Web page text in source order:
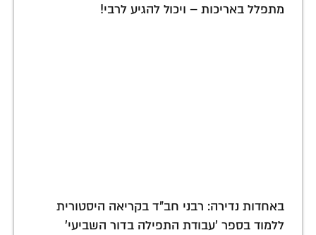
מתפלל באריכות – ויכול להגיע לרבי!
באחדות נדירה: רבני חב"ד בקריאה היסטורית
ללמוד בספר 'עבודת התפילה בדור השביעי'